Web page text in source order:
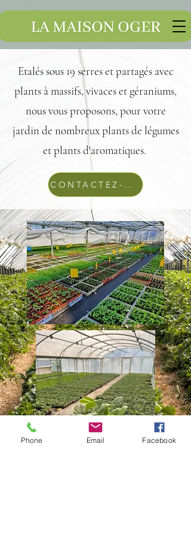
Etalés sous 19 serres et partagés avec
plants à massifs, vivaces et géraniums,
nous vous proposons, pour votre
jardin de nombreux plants de légumes
et plants d'aromatiques.
CONTACTEZ-NOUS
Phone Email Facebook